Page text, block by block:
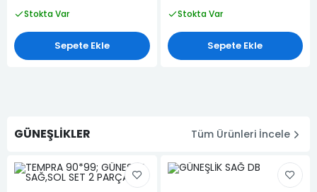
Stokta Var
Sepete Ekle
Stokta Var
Sepete Ekle
GÜNEŞLİKLER Tüm Ürünleri İncele